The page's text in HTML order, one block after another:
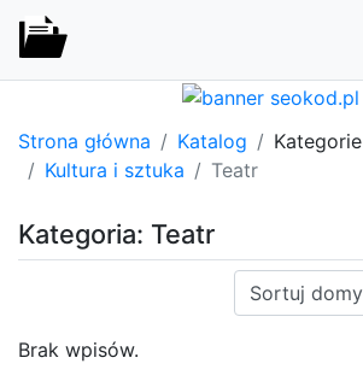
Strona główna Katalog
Kategorie
Kultura i sztuka
Teatr
Kategoria: Teatr
Sortuj:
Brak wpisów.